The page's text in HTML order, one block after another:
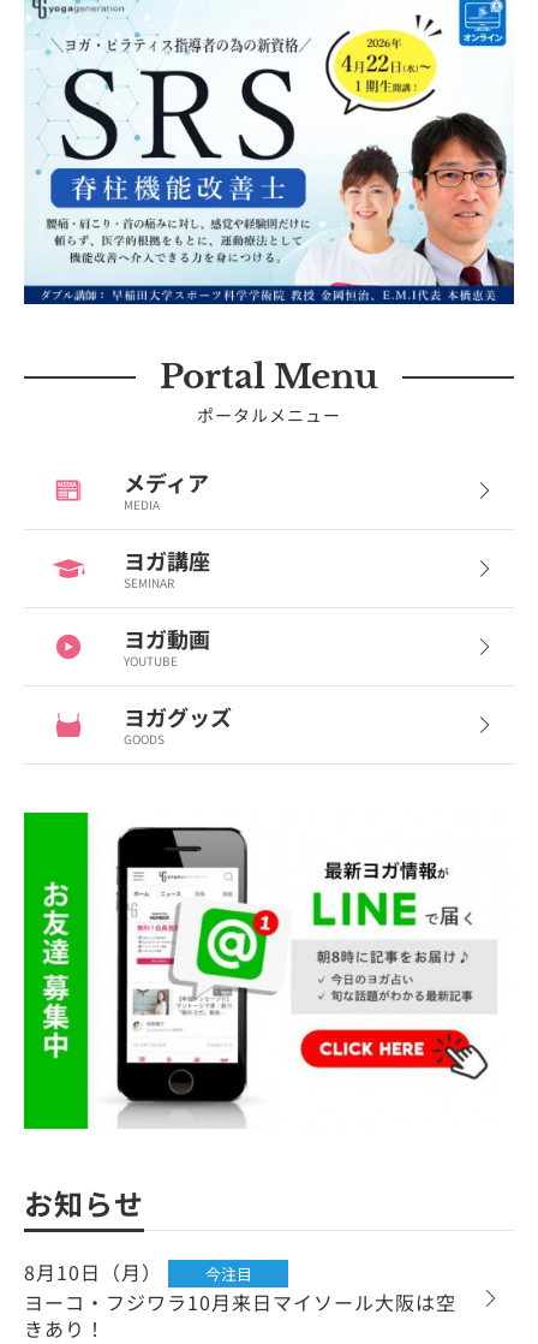
Portal Menu
ポータルメニュー
メディア
MEDIA
ヨガ講座
SEMINAR
ヨガ動画
YOUTUBE
ヨガグッズ
GOODS
お知らせ
8月10日（月） 今注目
ヨーコ・フジワラ10月来日マイソール大阪は空
きあり！